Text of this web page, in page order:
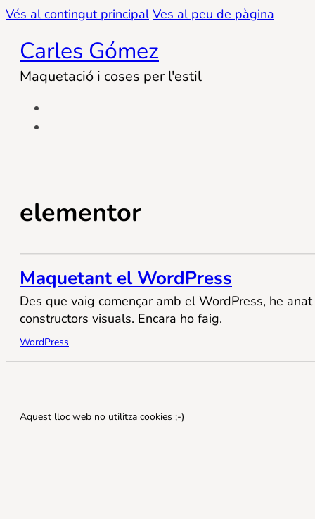
Vés al contingut principal Ves al peu de pàgina
Carles Gómez
Maquetació i coses per l'estil
elementor
Maquetant el WordPress
Des que vaig començar amb el WordPress, he
constructors visuals. Encara ho faig.
WordPress
Aquest lloc web no utilitza cookies ;-)